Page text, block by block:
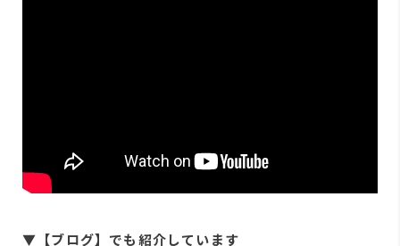
▼【ブログ】でも紹介しています